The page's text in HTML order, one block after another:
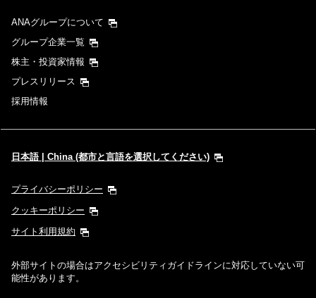
ANAグループについて
グループ企業一覧
株主・投資家情報
プレスリリース
採用情報
日本語 | China (都市と言語を選択してください)
プライバシーポリシー
クッキーポリシー
サイト利用規約
外部サイトの場合はアクセシビリティガイドラインに対応していない可
能性があります。